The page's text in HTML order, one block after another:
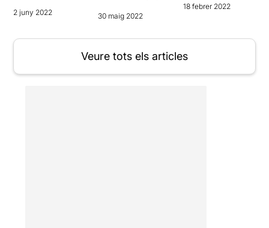
2 juny 2022 30 maig 2022
18 febrer 2022
Veure tots els articles